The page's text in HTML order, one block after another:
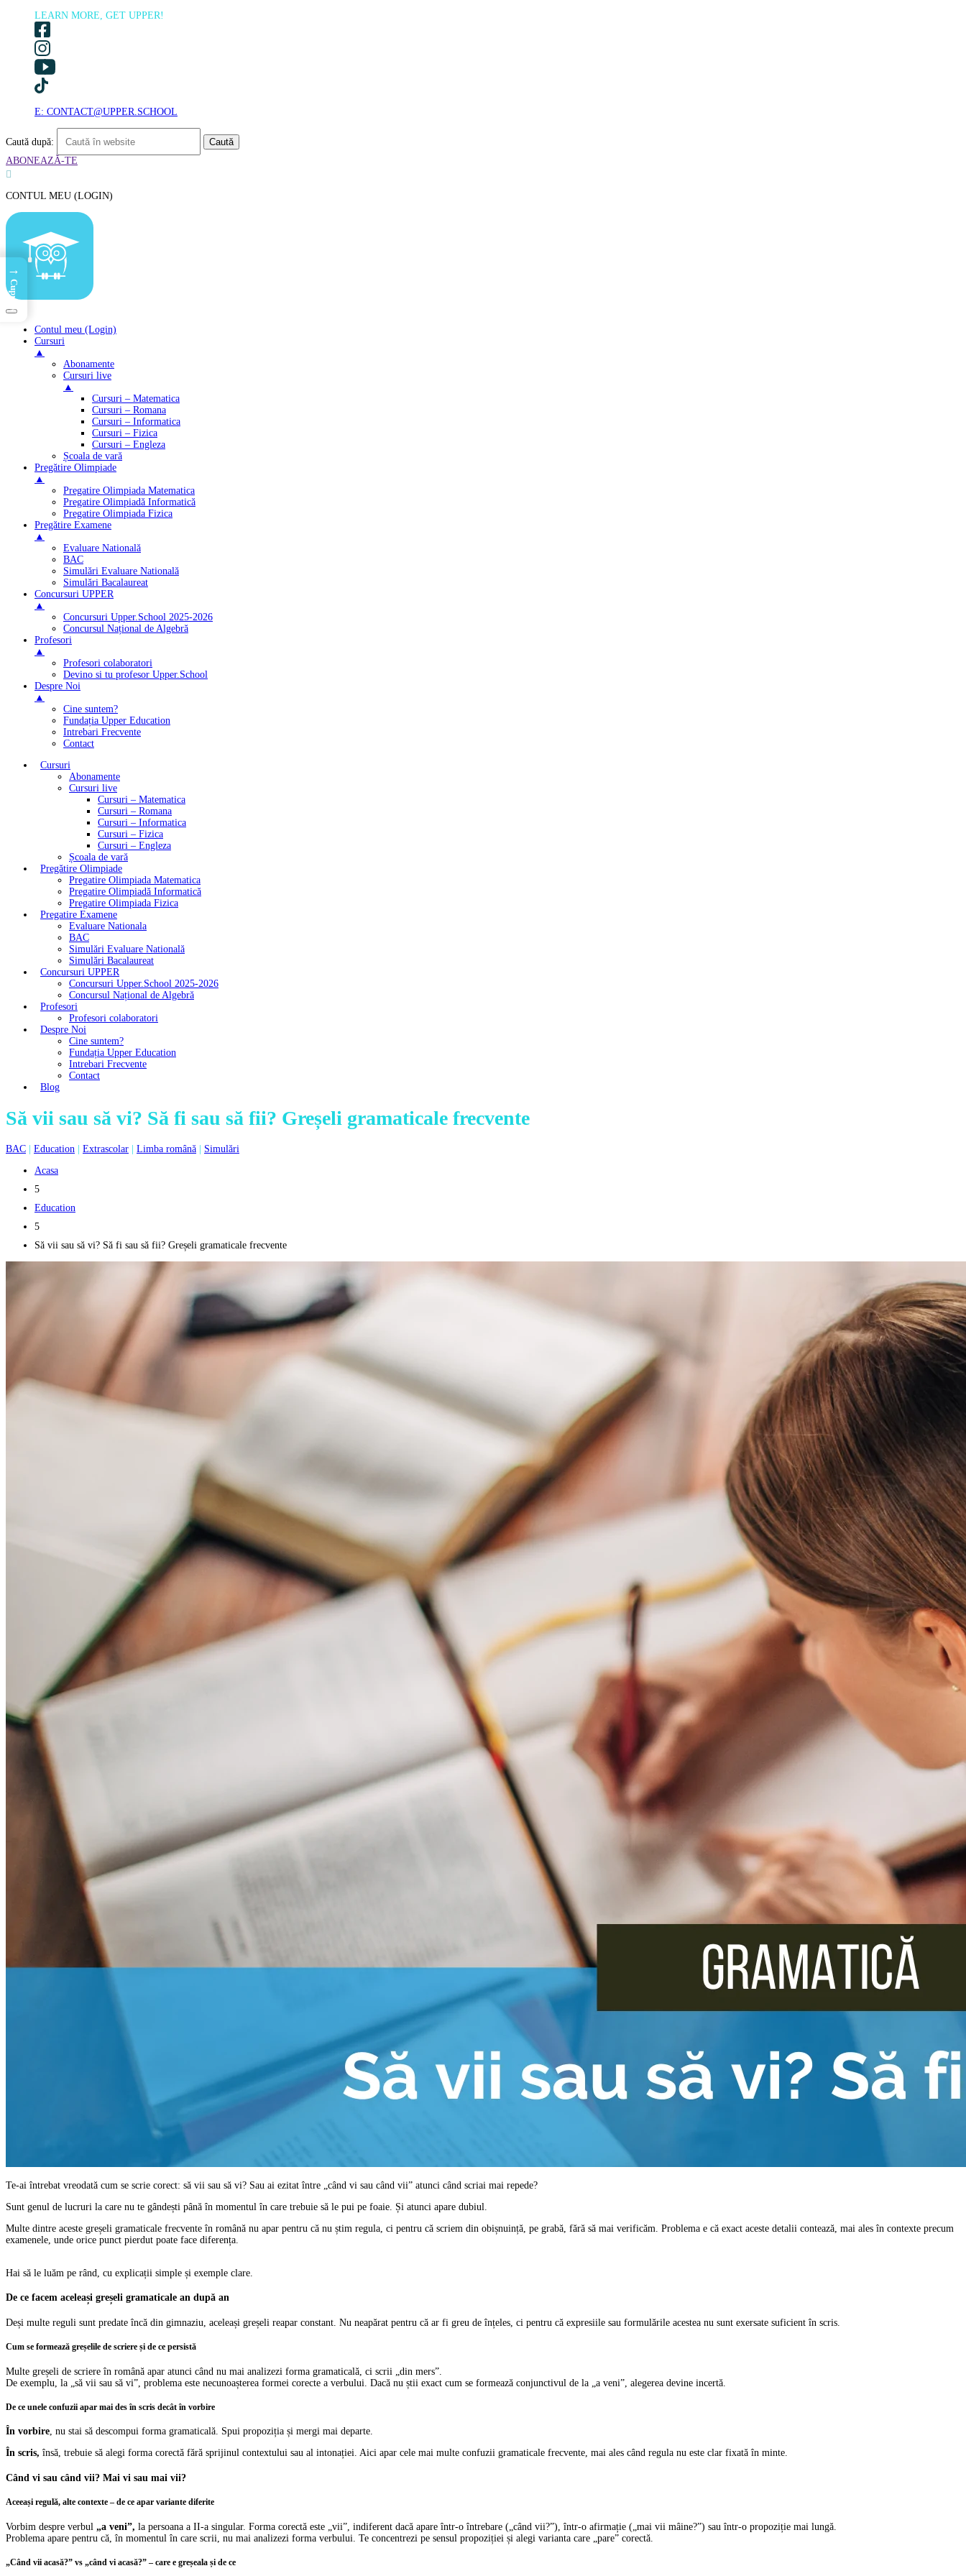
LEARN MORE, GET UPPER!
E: CONTACT@UPPER.SCHOOL
Caută după:
ABONEAZĂ-TE

CONTUL MEU (LOGIN)
Contul meu (Login)
Cursuri
▲
Abonamente
Cursuri live
▲
Cursuri – Matematica
Cursuri – Romana
Cursuri – Informatica
Cursuri – Fizica
Cursuri – Engleza
Școala de vară
Pregătire Olimpiade
▲
Pregatire Olimpiada Matematica
Pregatire Olimpiadă Informatică
Pregatire Olimpiada Fizica
Pregătire Examene
▲
Evaluare Natională
BAC
Simulări Evaluare Natională
Simulări Bacalaureat
Concursuri UPPER
▲
Concursuri Upper.School 2025-2026
Concursul Național de Algebră
Profesori
▲
Profesori colaboratori
Devino si tu profesor Upper.School
Despre Noi
▲
Cine suntem?
Fundația Upper Education
Intrebari Frecvente
Contact
Cursuri
Abonamente
Cursuri live
Cursuri – Matematica
Cursuri – Romana
Cursuri – Informatica
Cursuri – Fizica
Cursuri – Engleza
Școala de vară
Pregătire Olimpiade
Pregatire Olimpiada Matematica
Pregatire Olimpiadă Informatică
Pregatire Olimpiada Fizica
Pregatire Examene
Evaluare Nationala
BAC
Simulări Evaluare Natională
Simulări Bacalaureat
Concursuri UPPER
Concursuri Upper.School 2025-2026
Concursul Național de Algebră
Profesori
Profesori colaboratori
Despre Noi
Cine suntem?
Fundația Upper Education
Intrebari Frecvente
Contact
Blog
Să vii sau să vi? Să fi sau să fii? Greșeli gramaticale frecvente
BAC | Education | Extrascolar | Limba română | Simulări
Acasa
5
Education
5
Să vii sau să vi? Să fi sau să fii? Greșeli gramaticale frecvente
Te-ai întrebat vreodată cum se scrie corect: să vii sau să vi? Sau ai ezitat între „când vi sau când vii” atunci când scriai mai repede?
Sunt genul de lucruri la care nu te gândești până în momentul în care trebuie să le pui pe foaie. Și atunci apare dubiul.
Multe dintre aceste greșeli gramaticale frecvente în română nu apar pentru că nu știm regula, ci pentru că scriem din obișnuință, pe grabă, fără să mai verificăm. Problema e că exact aceste detalii contează, mai ales în contexte precum
examenele, unde orice punct pierdut poate face diferența.
Hai să le luăm pe rând, cu explicații simple și exemple clare.
De ce facem aceleași greșeli gramaticale an după an
Deși multe reguli sunt predate încă din gimnaziu, aceleași greșeli reapar constant. Nu neapărat pentru că ar fi greu de înțeles, ci pentru că expresiile sau formulările acestea nu sunt exersate suficient în scris.
Cum se formează greșelile de scriere și de ce persistă
Multe greșeli de scriere în română apar atunci când nu mai analizezi forma gramaticală, ci scrii „din mers”.
De exemplu, la „să vii sau să vi”, problema este necunoașterea formei corecte a verbului. Dacă nu știi exact cum se formează conjunctivul de la „a veni”, alegerea devine incertă.
De ce unele confuzii apar mai des în scris decât în vorbire
În vorbire, nu stai să descompui forma gramaticală. Spui propoziția și mergi mai departe.
În scris, însă, trebuie să alegi forma corectă fără sprijinul contextului sau al intonației. Aici apar cele mai multe confuzii gramaticale frecvente, mai ales când regula nu este clar fixată în minte.
Când vi sau când vii? Mai vi sau mai vii?
Aceeași regulă, alte contexte – de ce apar variante diferite
Vorbim despre verbul „a veni”, la persoana a II-a singular. Forma corectă este „vii”, indiferent dacă apare într-o întrebare („când vii?”), într-o afirmație („mai vii mâine?”) sau într-o propoziție mai lungă.
Problema apare pentru că, în momentul în care scrii, nu mai analizezi forma verbului. Te concentrezi pe sensul propoziției și alegi varianta care „pare” corectă.
„Când vii acasă?” vs „când vi acasă?” – care e greșeala și de ce
→
Cuprins